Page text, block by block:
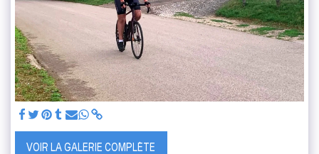
VOIR LA GALERIE COMPLÈTE